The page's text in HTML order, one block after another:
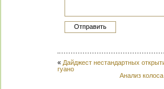
« Дайджест нестандартных
гуано
Анализ